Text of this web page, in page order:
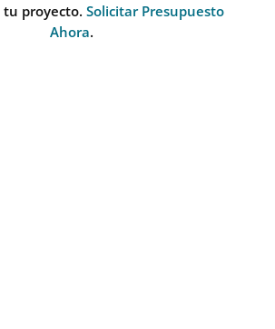
tu proyecto.Solicitar Presupuesto
Ahora.